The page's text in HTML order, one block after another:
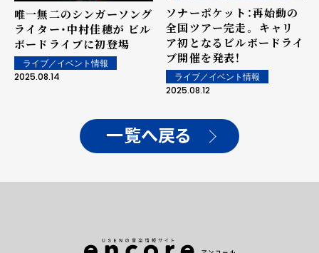
唯一無二のシンガーソング
ライター・中村佳穂が ビル
ボードライブに初登場
ライブ／イベント情報
2025.08.14
ソナーポケット：再始動の
全国ツアー完走。 キャリ
ア初となるビルボードライ
ブ開催を発表！
ライブ／イベント情報
2025.08.12
一覧へ戻る